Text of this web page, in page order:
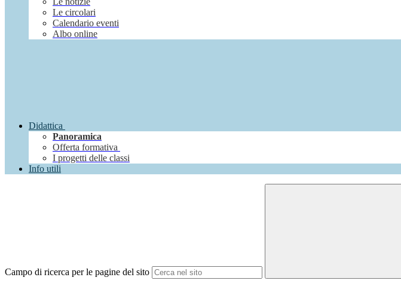
Le circolari
Calendario eventi
Albo online
Didattica
Panoramica
Offerta formativa
I progetti delle classi
Info utili
Campo di ricerca per le pagine del sito